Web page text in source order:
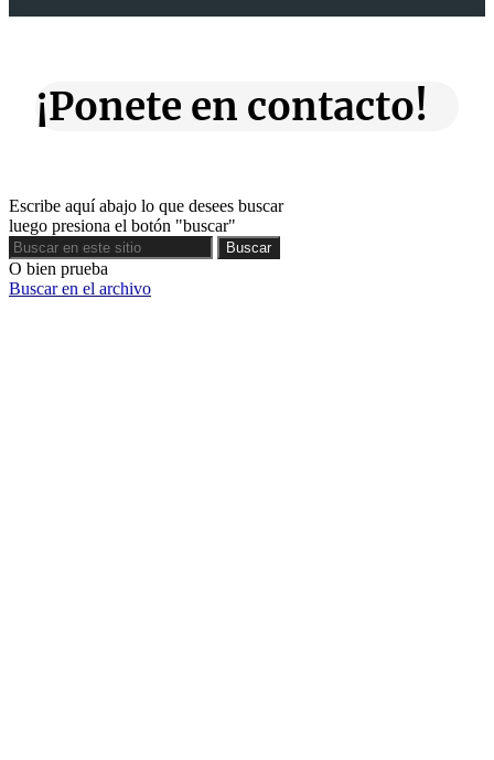
¡Ponete en contacto!
Escribe aquí abajo lo que desees buscar
luego presiona el botón "buscar"
Buscar
Buscar
O bien prueba
Buscar en el archivo